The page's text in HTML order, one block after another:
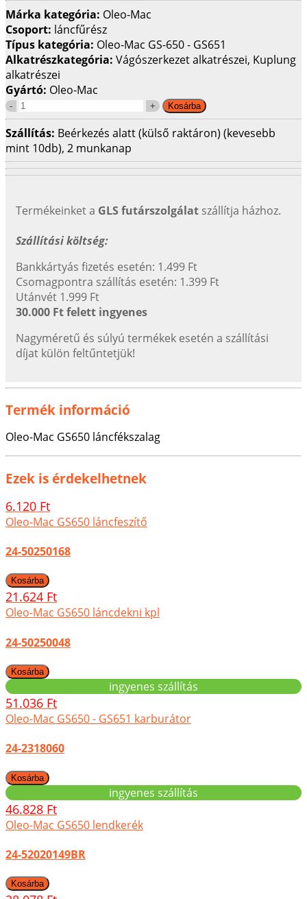
Márka kategória: Oleo-Mac
Csoport: láncfűrész
Típus kategória: Oleo-Mac GS-650 - GS651
Alkatrészkategória: Vágószerkezet alkatrészei, Kuplung
alkatrészei
Gyártó: Oleo-Mac
Szállítás: Beérkezés alatt (külső raktáron) (kevesebb
mint 10db), 2 munkanap
Termékeinket a GLS futárszolgálat szállítja házhoz.
Szállítási költség:
Bankkártyás fizetés esetén: 1.499 Ft
Csomagpontra szállítás esetén: 1.399 Ft
Utánvét 1.999 Ft
30.000 Ft felett ingyenes
Nagyméretű és súlyú termékek esetén a szállítási
díjat külön feltűntetjük!
Termék információ
Oleo-Mac GS650 láncfékszalag
Ezek is érdekelhetnek
6.120 Ft
Oleo-Mac GS650 láncfeszítő
24-50250168
21.624 Ft
Oleo-Mac GS650 láncdekni kpl
24-50250048
ingyenes szállítás
51.036 Ft
Oleo-Mac GS650 - GS651 karburátor
24-2318060
ingyenes szállítás
46.828 Ft
Oleo-Mac GS650 lendkerék
24-52020149BR